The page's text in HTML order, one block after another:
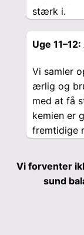
stærk i.
Uge
Vi samler
ærlig og
med at få
kemien er
fremtidige
Vi forventer
sund